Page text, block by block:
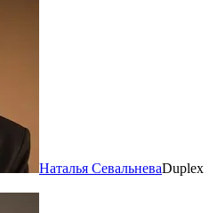
Наталья СевальневаDuplex